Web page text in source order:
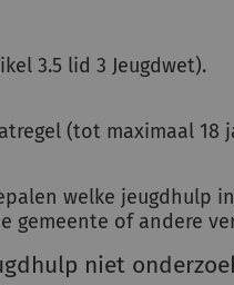
3.5 lid 3 Jeugdwet).
(tot maximaal 18
welke jeugdhulp
gemeente of andere
niet